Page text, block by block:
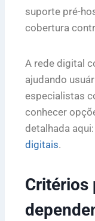
suporte pré-
cobertura
A rede digital
ajudando
especialistas
conhecer
detalhada aqui:
digitais.
Critérios